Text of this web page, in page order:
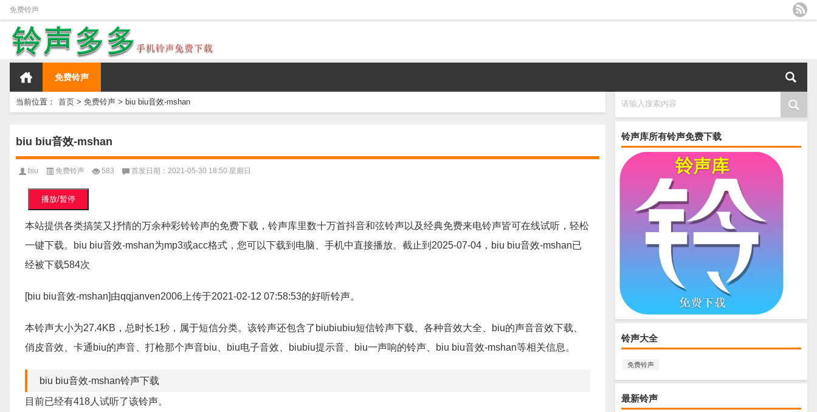
免费铃声
免费铃声
当前位置： 首页 > 免费铃声 > biu biu音效-mshan
biu biu音效-mshan
biu 免费铃声 583 首发日期：2021-05-30 18:50 星期日
播放/暂停
本站提供各类搞笑又抒情的万余种彩铃铃声的免费下载，铃声库里数十万首抖音和弦铃声以及经典免费来电铃声皆可在线试听，轻松
一键下载。biu biu音效-mshan为mp3或acc格式，您可以下载到电脑、手机中直接播放。截止到2025-07-04，biu biu音效-mshan已
经被下载584次
[biu biu音效-mshan]由qqjanven2006上传于2021-02-12 07:58:53的好听铃声。
本铃声大小为27.4KB，总时长1秒，属于短信分类。该铃声还包含了biubiubiu短信铃声下载、各种音效大全、biu的声音音效下载、
俏皮音效、卡通biu的声音、打枪那个声音biu、biu电子音效、biubiu提示音、biu一声响的铃声、biu biu音效-mshan等相关信息。
biu biu音效-mshan铃声下载
目前已经有418人试听了该铃声。
请输入搜索内容
铃声库所有铃声免费下载
铃声大全
免费铃声
最新铃声